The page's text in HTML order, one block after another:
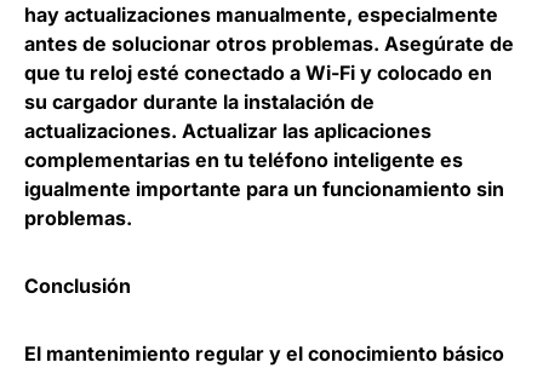
hay actualizaciones manualmente, especialmente
antes de solucionar otros problemas. Asegúrate de
que tu reloj esté conectado a Wi-Fi y colocado en
su cargador durante la instalación de
actualizaciones. Actualizar las aplicaciones
complementarias en tu teléfono inteligente es
igualmente importante para un funcionamiento sin
problemas.
Conclusión
El mantenimiento regular y el conocimiento básico